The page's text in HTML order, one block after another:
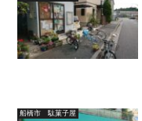
船橋市 駄菓子屋